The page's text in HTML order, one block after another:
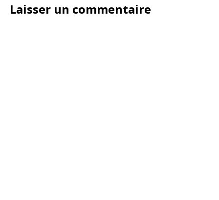
Laisser un commentaire